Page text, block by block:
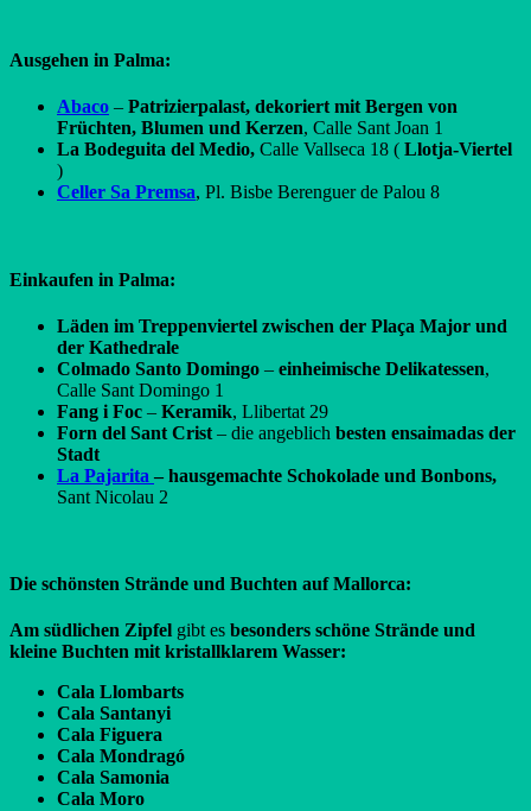
Ausgehen in Palma:
Abaco – Patrizierpalast, dekoriert mit Bergen von
Früchten, Blumen und Kerzen, Calle Sant Joan 1
La Bodeguita del Medio, Calle Vallseca 18 ( Llotja-Viertel
)
Celler Sa Premsa, Pl. Bisbe Berenguer de Palou 8
Einkaufen in Palma:
Läden im Treppenviertel zwischen der Plaça Major und
der Kathedrale
Colmado Santo Domingo – einheimische Delikatessen,
Calle Sant Domingo 1
Fang i Foc – Keramik, Llibertat 29
Forn del Sant Crist – die angeblich besten ensaimadas der
Stadt
La Pajarita – hausgemachte Schokolade und Bonbons,
Sant Nicolau 2
Die schönsten Strände und Buchten auf Mallorca:
Am südlichen Zipfel gibt es besonders schöne Strände und
kleine Buchten mit kristallklarem Wasser:
Cala Llombarts
Cala Santanyi
Cala Figuera
Cala Mondragó
Cala Samonia
Cala Moro